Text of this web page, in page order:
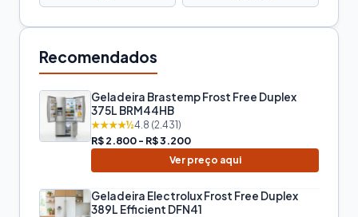
Recomendados
Geladeira Brastemp Frost Free Duplex
375L BRM44HB
★★★★½4.8 (2.431)
R$ 2.800 - R$ 3.200
Ver preço aqui
Geladeira Electrolux Frost Free Duplex
389L Efficient DFN41